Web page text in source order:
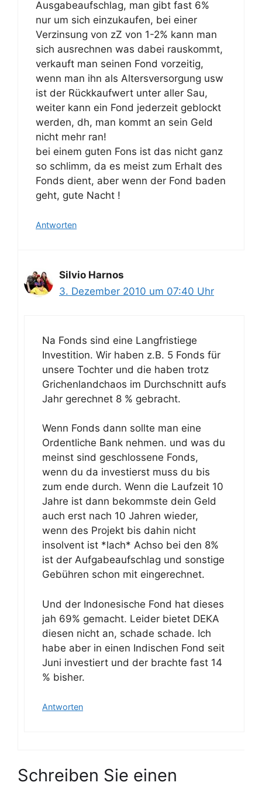
Ausgabeaufschlag, man gibt fast 6%
nur um sich einzukaufen, bei einer
Verzinsung von zZ von 1-2% kann man
sich ausrechnen was dabei rauskommt,
verkauft man seinen Fond vorzeitig,
wenn man ihn als Altersversorgung usw
ist der Rückkaufwert unter aller Sau,
weiter kann ein Fond jederzeit geblockt
werden, dh, man kommt an sein Geld
nicht mehr ran!
bei einem guten Fons ist das nicht ganz
so schlimm, da es meist zum Erhalt des
Fonds dient, aber wenn der Fond baden
geht, gute Nacht !
Antworten
Silvio Harnos
3. Dezember 2010 um 07:40 Uhr
Na Fonds sind eine Langfristiege
Investition. Wir haben z.B. 5 Fonds für
unsere Tochter und die haben trotz
Grichenlandchaos im Durchschnitt aufs
Jahr gerechnet 8 % gebracht.
Wenn Fonds dann sollte man eine
Ordentliche Bank nehmen. und was du
meinst sind geschlossene Fonds,
wenn du da investierst muss du bis
zum ende durch. Wenn die Laufzeit 10
Jahre ist dann bekommste dein Geld
auch erst nach 10 Jahren wieder,
wenn des Projekt bis dahin nicht
insolvent ist *lach* Achso bei den 8%
ist der Aufgabeaufschlag und sonstige
Gebühren schon mit eingerechnet.
Und der Indonesische Fond hat dieses
jah 69% gemacht. Leider bietet DEKA
diesen nicht an, schade schade. Ich
habe aber in einen Indischen Fond seit
Juni investiert und der brachte fast 14
% bisher.
Antworten
Schreiben Sie einen